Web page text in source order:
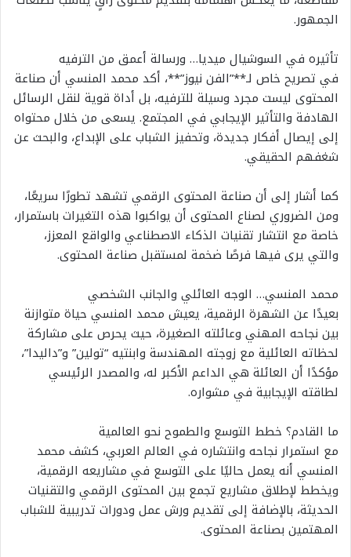
الجمهور.
تأثيره في السوشيال ميديا… ورسالة أعمق من الترفيه
في تصريح خاص لـ**”الفن نيوز”**، أكد محمد المنسي أن صناعة
المحتوى ليست مجرد وسيلة للترفيه، بل أداة قوية لنقل الرسائل
الهادفة والتأثير الإيجابي في المجتمع. يسعى من خلال محتواه
إلى إيصال أفكار جديدة، وتحفيز الشباب على الإبداع، والبحث عن
شغفهم الحقيقي.
كما أشار إلى أن صناعة المحتوى الرقمي تشهد تطورًا سريعًا،
ومن الضروري لصناع المحتوى أن يواكبوا هذه التغيرات باستمرار،
خاصة مع انتشار تقنيات الذكاء الاصطناعي والواقع المعزز،
والتي يرى فيها فرصًا ضخمة لمستقبل صناعة المحتوى.
محمد المنسي… الوجه العائلي والجانب الشخصي
بعيدًا عن الشهرة الرقمية، يعيش محمد المنسي حياة متوازنة
بين نجاحه المهني وعائلته الصغيرة، حيث يحرص على مشاركة
لحظاته العائلية مع زوجته المهندسة وابنتيه “تولين” و”داليدا”،
مؤكدًا أن العائلة هي الداعم الأكبر له، والمصدر الرئيسي
لطاقته الإيجابية في مشواره.
ما القادم؟ خطط التوسع والطموح نحو العالمية
مع استمرار نجاحه وانتشاره في العالم العربي، كشف محمد
المنسي أنه يعمل حاليًا على التوسع في مشاريعه الرقمية،
ويخطط لإطلاق مشاريع تجمع بين المحتوى الرقمي والتقنيات
الحديثة، بالإضافة إلى تقديم ورش عمل ودورات تدريبية للشباب
المهتمين بصناعة المحتوى.